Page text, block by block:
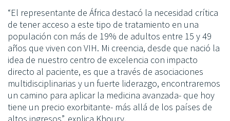
“El representante de África destacó la necesidad crítica
de tener acceso a este tipo de tratamiento en una
populación con más de 19% de adultos entre 15 y 49
años que viven con VIH. Mi creencia, desde que nació la
idea de nuestro centro de excelencia con impacto
directo al paciente, es que a través de asociaciones
multidisciplinarias y un fuerte liderazgo, encontraremos
un camino para aplicar la medicina avanzada- que hoy
tiene un precio exorbitante- más allá de los países de
altos ingresos”, explica Khoury.